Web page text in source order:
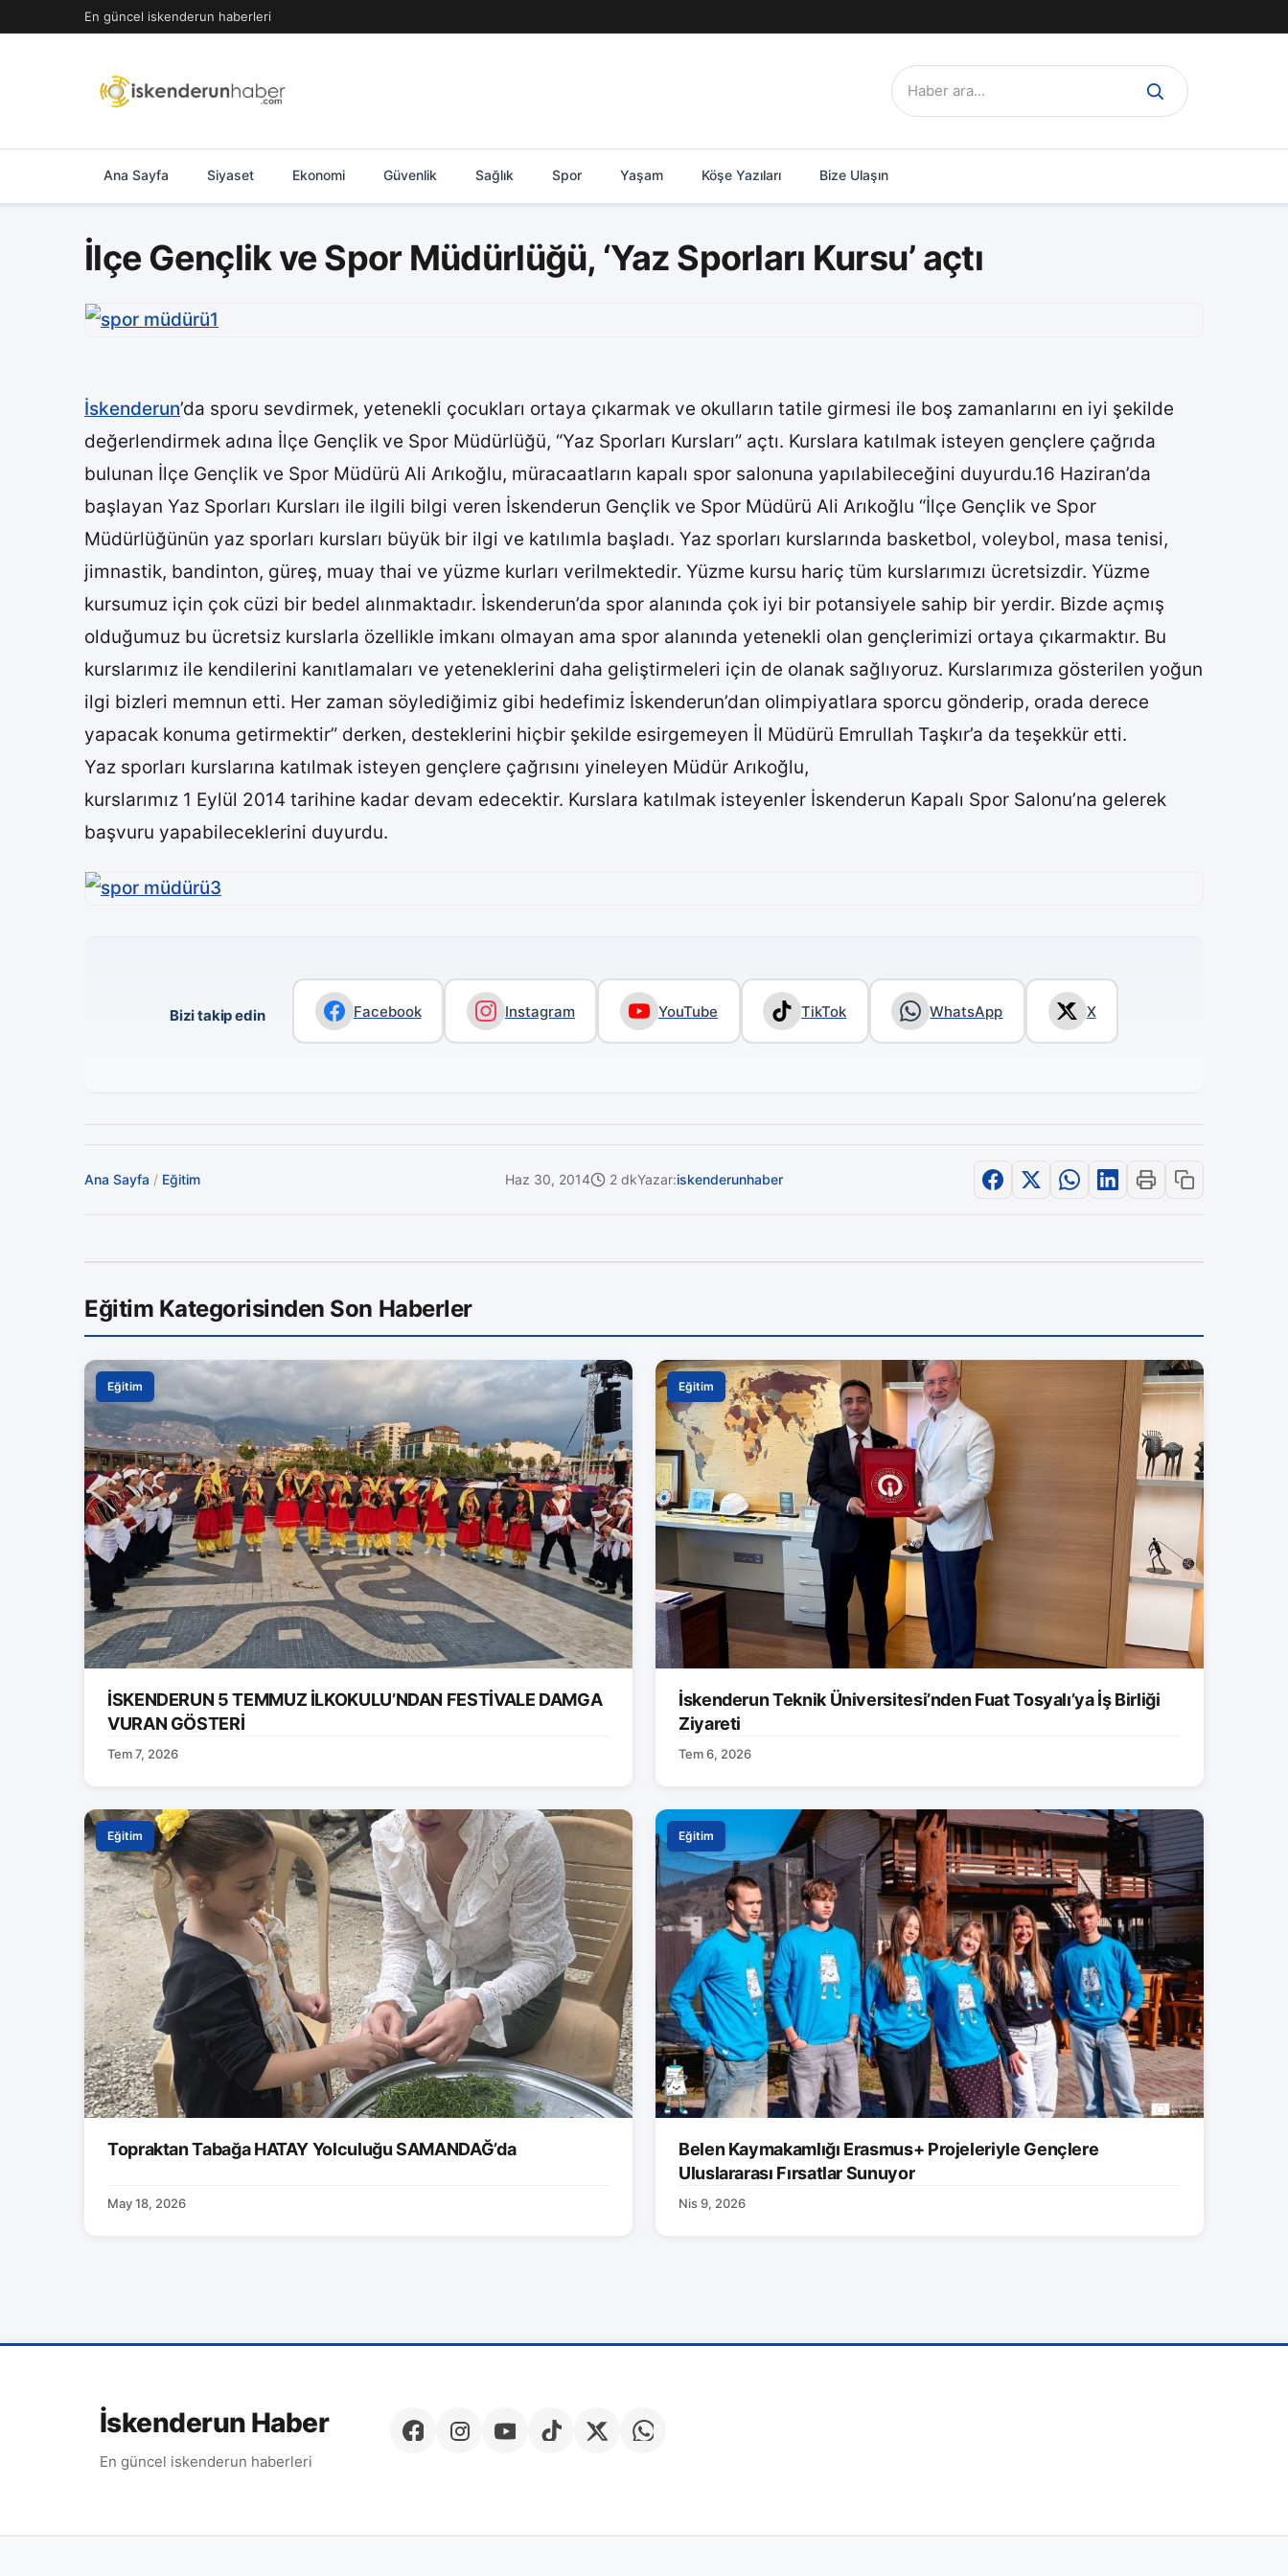
geç
En güncel iskenderun haberleri
Ara:
Ana Sayfa Siyaset Ekonomi Güvenlik Sağlık Spor Yaşam Köşe Yazıları Bize Ulaşın
İlçe Gençlik ve Spor Müdürlüğü, ‘Yaz Sporları Kursu’ açtı
İskenderun’da sporu sevdirmek, yetenekli çocukları ortaya çıkarmak ve okulların tatile girmesi ile boş zamanlarını en iyi şekilde
değerlendirmek adına İlçe Gençlik ve Spor Müdürlüğü, “Yaz Sporları Kursları” açtı. Kurslara katılmak isteyen gençlere çağrıda
bulunan İlçe Gençlik ve Spor Müdürü Ali Arıkoğlu, müracaatların kapalı spor salonuna yapılabileceğini duyurdu.16 Haziran’da
başlayan Yaz Sporları Kursları ile ilgili bilgi veren İskenderun Gençlik ve Spor Müdürü Ali Arıkoğlu “İlçe Gençlik ve Spor
Müdürlüğünün yaz sporları kursları büyük bir ilgi ve katılımla başladı. Yaz sporları kurslarında basketbol, voleybol, masa tenisi,
jimnastik, bandinton, güreş, muay thai ve yüzme kurları verilmektedir. Yüzme kursu hariç tüm kurslarımızı ücretsizdir. Yüzme
kursumuz için çok cüzi bir bedel alınmaktadır. İskenderun’da spor alanında çok iyi bir potansiyele sahip bir yerdir. Bizde açmış
olduğumuz bu ücretsiz kurslarla özellikle imkanı olmayan ama spor alanında yetenekli olan gençlerimizi ortaya çıkarmaktır. Bu
kurslarımız ile kendilerini kanıtlamaları ve yeteneklerini daha geliştirmeleri için de olanak sağlıyoruz. Kurslarımıza gösterilen yoğun
ilgi bizleri memnun etti. Her zaman söylediğimiz gibi hedefimiz İskenderun’dan olimpiyatlara sporcu gönderip, orada derece
yapacak konuma getirmektir” derken, desteklerini hiçbir şekilde esirgemeyen İl Müdürü Emrullah Taşkır’a da teşekkür etti.
Yaz sporları kurslarına katılmak isteyen gençlere çağrısını yineleyen Müdür Arıkoğlu,
kurslarımız 1 Eylül 2014 tarihine kadar devam edecektir. Kurslara katılmak isteyenler İskenderun Kapalı Spor Salonu’na gelerek
başvuru yapabileceklerini duyurdu.
Bizi takip edin Facebook Instagram YouTube TikTok WhatsApp X
Ana Sayfa / Eğitim Haz 30, 2014 2 dkYazar:iskenderunhaber
Eğitim Kategorisinden Son Haberler
Eğitim
İSKENDERUN 5 TEMMUZ İLKOKULU’NDAN FESTİVALE DAMGA
VURAN GÖSTERİ
Tem 7, 2026
Eğitim
İskenderun Teknik Üniversitesi’nden Fuat Tosyalı’ya İş Birliği
Ziyareti
Tem 6, 2026
Eğitim
Topraktan Tabağa HATAY Yolculuğu SAMANDAĞ’da
May 18, 2026
Eğitim
Belen Kaymakamlığı Erasmus+ Projeleriyle Gençlere
Uluslararası Fırsatlar Sunuyor
Nis 9, 2026
İskenderun Haber
En güncel iskenderun haberleri